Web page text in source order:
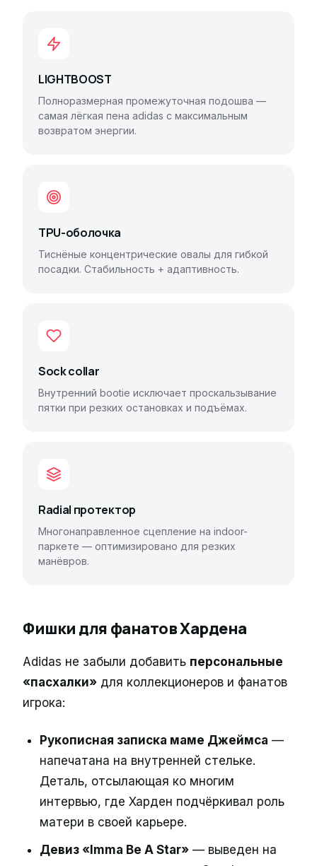
LIGHTBOOST
Полноразмерная промежуточная подошва —
самая лёгкая пена adidas с максимальным
возвратом энергии.
TPU-оболочка
Тиснёные концентрические овалы для гибкой
посадки. Стабильность + адаптивность.
Sock collar
Внутренний bootie исключает проскальзывание
пятки при резких остановках и подъёмах.
Radial протектор
Многонаправленное сцепление на indoor-
паркете — оптимизировано для резких
манёвров.
Фишки для фанатов Хардена
Adidas не забыли добавить персональные
«пасхалки» для коллекционеров и фанатов
игрока:
Рукописная записка маме Джеймса —
напечатана на внутренней стельке.
Деталь, отсылающая ко многим
интервью, где Харден подчёркивал роль
матери в своей карьере.
Девиз «Imma Be A Star» — выведен на